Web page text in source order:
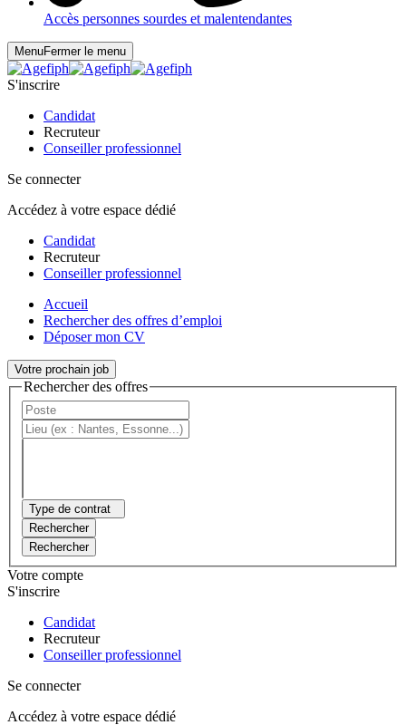
Accès personnes sourdes et malentendantes
MenuFermer le menu
S'inscrire
Candidat
Recruteur
Conseiller professionnel
Se connecter
Accédez à votre espace dédié
Candidat
Recruteur
Conseiller professionnel
Accueil
Rechercher des offres d’emploi
Déposer mon CV
Votre prochain job
Rechercher des offres
Type de contrat
Rechercher
Rechercher
Votre compte
S'inscrire
Candidat
Recruteur
Conseiller professionnel
Se connecter
Accédez à votre espace dédié